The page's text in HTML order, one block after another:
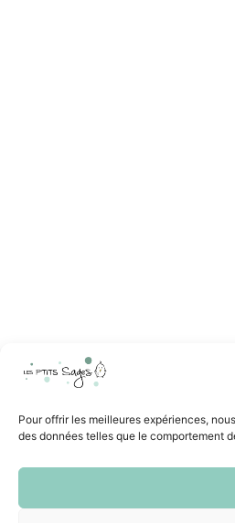
Pour offrir les meilleures expériences,
des données telles que le comportement